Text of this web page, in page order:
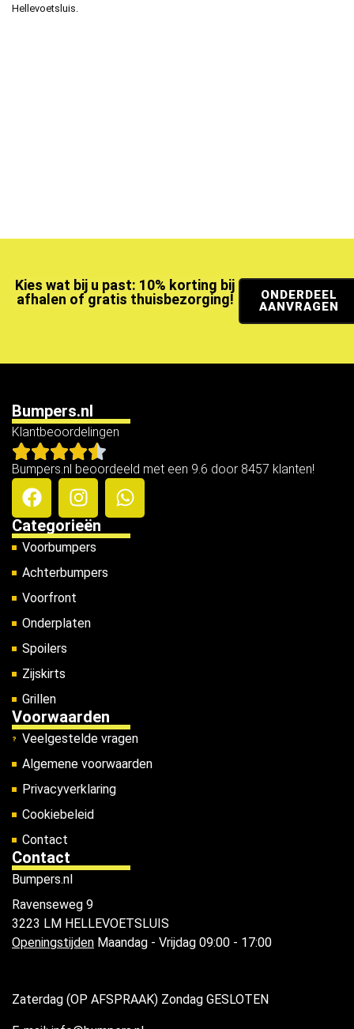
Hellevoetsluis.
Kies wat bij u past: 10% korting bij
afhalen of gratis thuisbezorging!
ONDERDEEL
AANVRAGEN
Bumpers.nl
Klantbeoordelingen
Bumpers.nl beoordeeld met een 9.6 door 8457 klanten!
Categorieën
Voorbumpers
Achterbumpers
Voorfront
Onderplaten
Spoilers
Zijskirts
Grillen
Voorwaarden
Veelgestelde vragen
Algemene voorwaarden
Privacyverklaring
Cookiebeleid
Contact
Contact
Bumpers.nl
Ravenseweg 9
3223 LM HELLEVOETSLUIS
Openingstijden Maandag - Vrijdag 09:00 - 17:00
Zaterdag (OP AFSPRAAK) Zondag GESLOTEN